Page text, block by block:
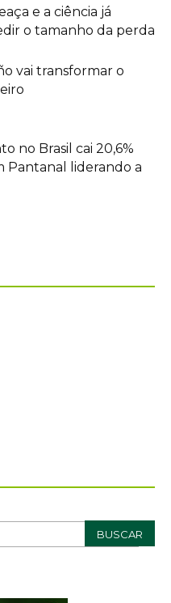
e a ciência já
o tamanho da perda
vai transformar o
no Brasil cai 20,6%
Pantanal liderando a